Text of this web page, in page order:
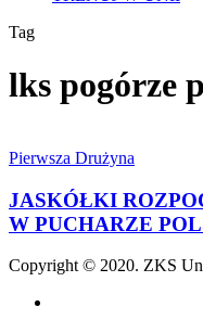
Tag
lks pogórze
ROZPOCZYNAJĄ
W
PUCHARZE
POLSKI
Pierwsza Drużyna
JASKÓŁKI
W PUCHARZE
Copyright © 2020. ZKS